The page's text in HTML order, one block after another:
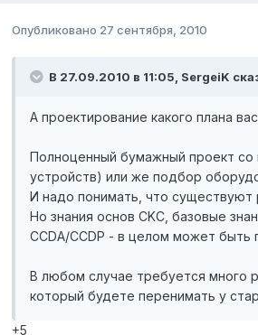
Опубликовано 27 сентября, 2010
В 27.09.2010 в 11:05, SergeiK
А проектирование какого плана
Полноценный бумажный проект со
устройств) или же подбор
И надо понимать, что существуют
Но знания основ CKC, базовые
CCDA/CCDP - в целом может быть
В любом случае требуется много
который будете перенимать у
+5